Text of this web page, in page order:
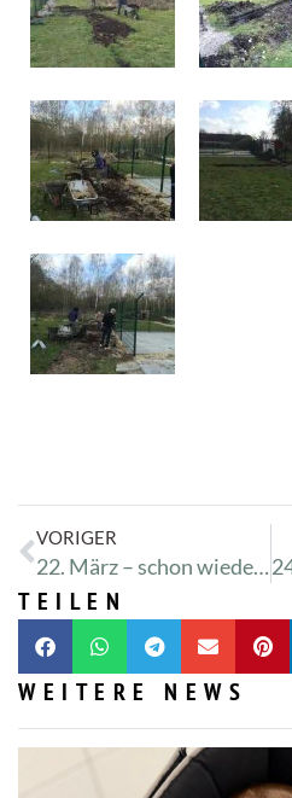
VORIGER
22. März – schon wieder so ein Sonntag… egal: weiter!
TEILEN
WEITERE NEWS